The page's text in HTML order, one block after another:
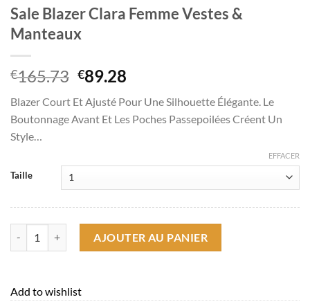
Sale Blazer Clara Femme Vestes &
Manteaux
€165.73 Le
initial
était :
€89.28
actuel
est :
Blazer Court Et Ajusté Pour Une Silhouette Élégante. Le
Boutonnage Avant Et Les Poches Passepoilées Créent Un
Style…
Taille
EFFACER
AJOUTER AU PANIER
Add to wishlist